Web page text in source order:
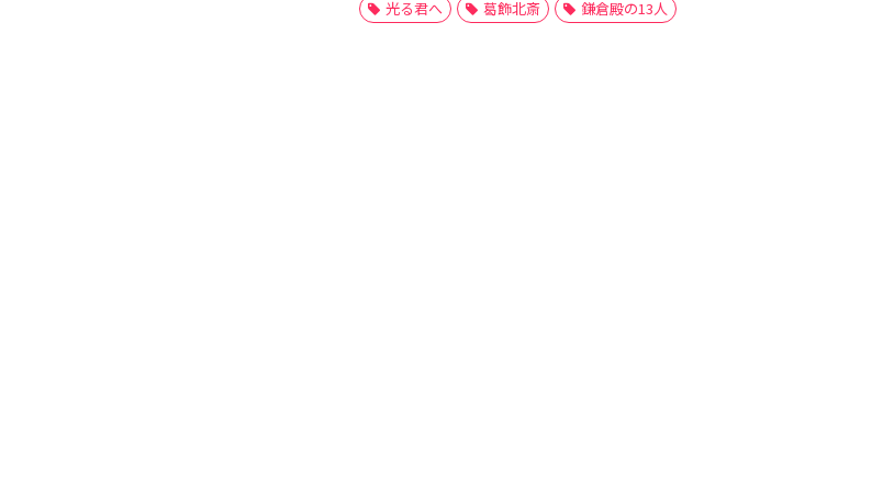
光る君へ 葛飾北斎 鎌倉殿の13人